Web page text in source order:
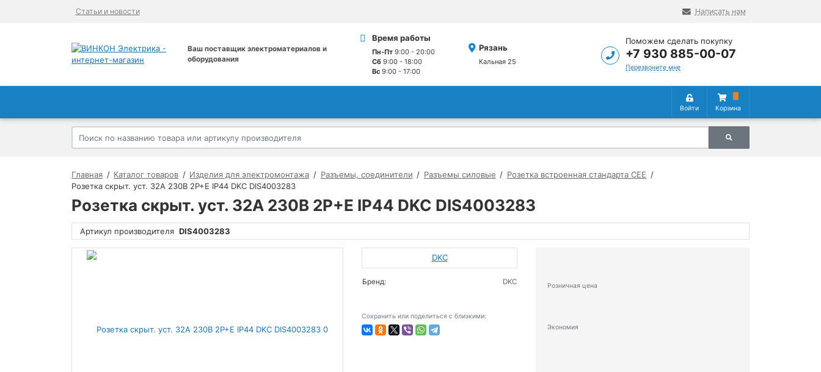
Статьи и новости Написать нам
Ваш поставщик электроматериалов и
оборудования
Время работы
Пн-Пт9:00 - 20:00
Сб9:00 - 18:00
Вс9:00 - 17:00
Рязань
Кальная 25
Поможем сделать покупку
+7 930 885-00-07
Перезвоните мне
Войти Корзина
Главная Каталог товаров Изделия для электромонтажа Разъемы, соединители Разъемы силовые
Розетка встроенная стандарта CEE
Розетка скрыт. уст. 32А 230В 2P+E IP44 DKC DIS4003283
Розетка скрыт. уст. 32А 230В 2P+E IP44 DKC DIS4003283
Артикул производителя DIS4003283
DKC
Бренд: DKC
Сохранить или поделиться с близкими:
Розничная цена
Экономия